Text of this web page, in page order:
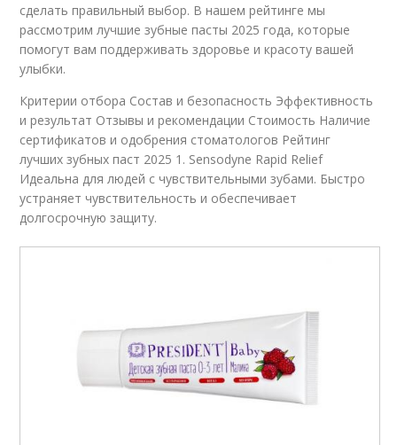
сделать правильный выбор. В нашем рейтинге мы
рассмотрим лучшие зубные пасты 2025 года, которые
помогут вам поддерживать здоровье и красоту вашей
улыбки.
Критерии отбора Состав и безопасность Эффективность
и результат Отзывы и рекомендации Стоимость Наличие
сертификатов и одобрения стоматологов Рейтинг
лучших зубных паст 2025 1. Sensodyne Rapid Relief
Идеальна для людей с чувствительными зубами. Быстро
устраняет чувствительность и обеспечивает
долгосрочную защиту.